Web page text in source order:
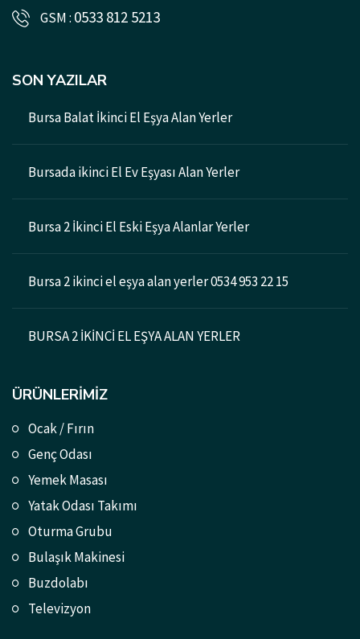
GSM : 0533 812 5213
SON YAZILAR
Bursa Balat İkinci El Eşya Alan Yerler
Bursada ikinci El Ev Eşyası Alan Yerler
Bursa 2 İkinci El Eski Eşya Alanlar Yerler
Bursa 2 ikinci el eşya alan yerler 0534 953 22 15
BURSA 2 İKİNCİ EL EŞYA ALAN YERLER
ÜRÜNLERIMIZ
Ocak / Fırın
Genç Odası
Yemek Masası
Yatak Odası Takımı
Oturma Grubu
Bulaşık Makinesi
Buzdolabı
Televizyon